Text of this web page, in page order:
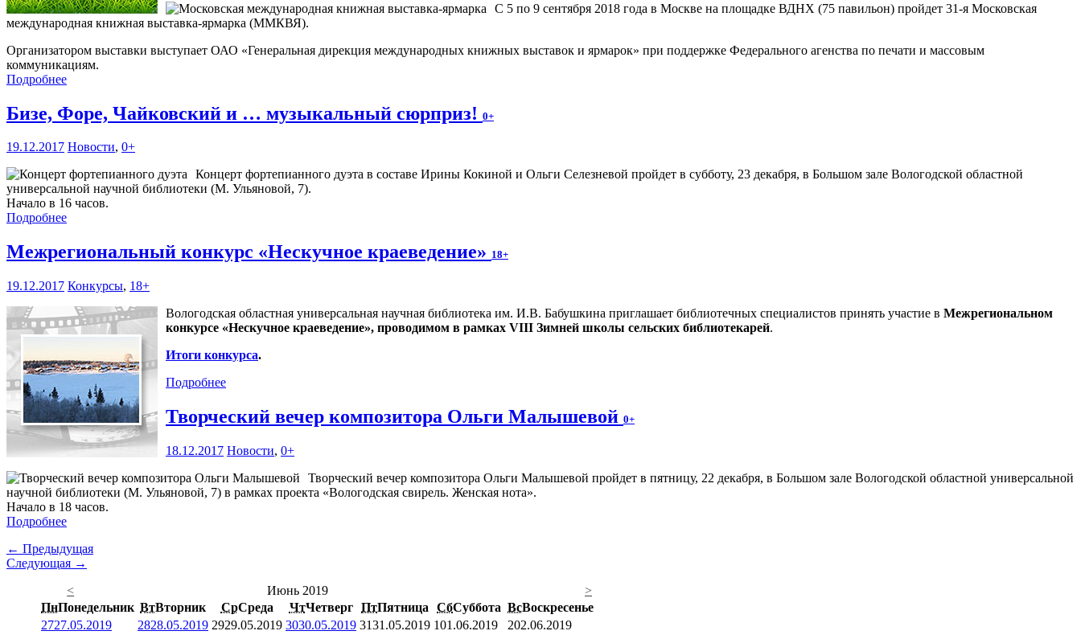
С 5 по 9 сентября 2018 года в Москве на площадке ВДНХ (75 павильон) пройдет 31-я Московская
международная книжная выставка-ярмарка (ММКВЯ).
Организатором выставки выступает ОАО «Генеральная дирекция международных книжных выставок и ярмарок» при поддержке Федерального агенства по печати и массовым
коммуникациям.
Подробнее
Бизе, Форе, Чайковский и … музыкальный сюрприз! 0+
19.12.2017 Новости, 0+
Концерт фортепианного дуэта в составе Ирины Кокиной и Ольги Селезневой пройдет в субботу, 23 декабря, в Большом зале Вологодской областной
универсальной научной библиотеки (М. Ульяновой, 7).
Начало в 16 часов.
Подробнее
Межрегиональный конкурс «Нескучное краеведение» 18+
19.12.2017 Конкурсы, 18+
Вологодская областная универсальная научная библиотека им. И.В. Бабушкина приглашает библиотечных специалистов принять участие в Межрегиональном
конкурсе «Нескучное краеведение», проводимом в рамках VIII Зимней школы сельских библиотекарей.
Итоги конкурса.
Подробнее
Творческий вечер композитора Ольги Малышевой 0+
18.12.2017 Новости, 0+
Творческий вечер композитора Ольги Малышевой пройдет в пятницу, 22 декабря, в Большом зале Вологодской областной универсальной
научной библиотеки (М. Ульяновой, 7) в рамках проекта «Вологодская свирель. Женская нота».
Начало в 18 часов.
Подробнее
← Предыдущая
Следующая →
<
Июнь 2019
>
ПнПонедельник ВтВторник СрСреда ЧтЧетверг ПтПятница СбСуббота ВсВоскресенье
2727.05.2019 2828.05.2019 2929.05.2019 3030.05.2019 3131.05.2019 101.06.2019 202.06.2019